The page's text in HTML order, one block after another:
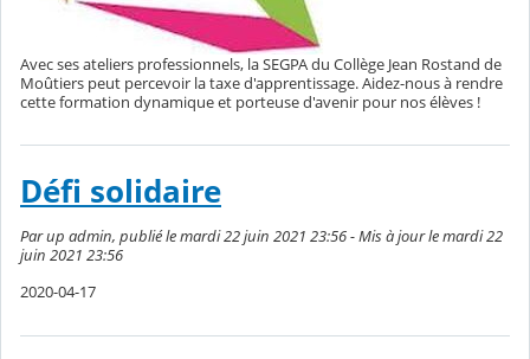
Avec ses ateliers professionnels, la SEGPA du Collège Jean Rostand de
Moûtiers peut percevoir la taxe d'apprentissage. Aidez-nous à rendre
cette formation dynamique et porteuse d'avenir pour nos élèves !
Défi solidaire
Par up admin, publié le mardi 22 juin 2021 23:56 - Mis à jour le mardi 22
juin 2021 23:56
2020-04-17